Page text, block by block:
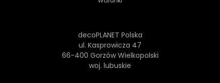
decoPLANET Polska
ul. Kasprowicza 47
66-400 Gorzów Wielkopolski
woj. lubuskie